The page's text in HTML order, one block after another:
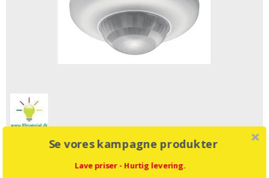
Bevægelsessensor SM højlager slave
Se vores kampagne produkter
Lave priser - Hurtig levering.